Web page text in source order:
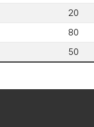
20
80
50